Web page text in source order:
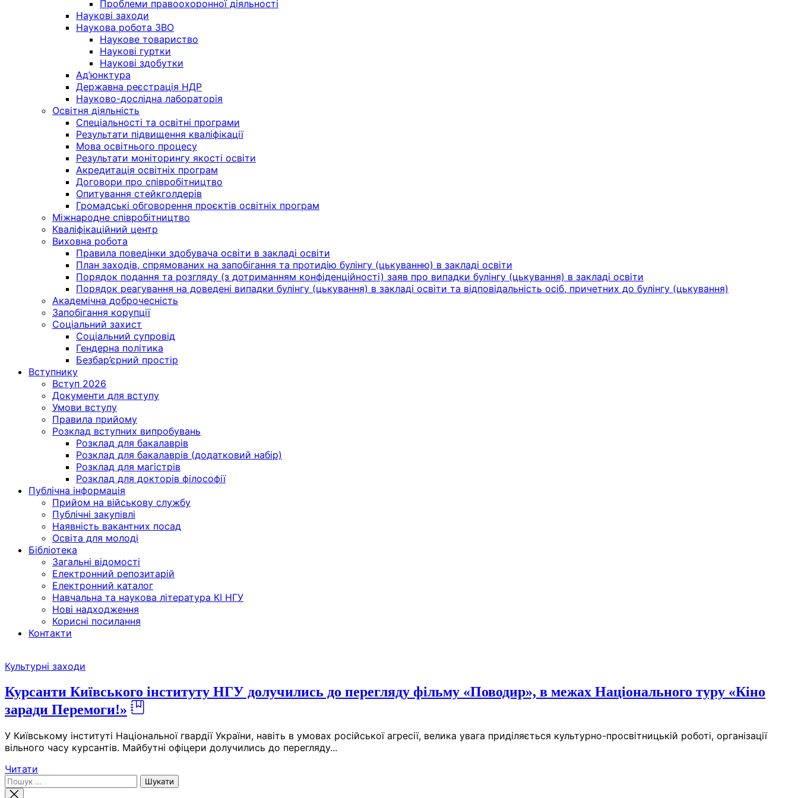
Проблеми правоохоронної діяльності
Наукові заходи
Наукова робота ЗВО
Наукове товариство
Наукові гуртки
Наукові здобутки
Ад’юнктура
Державна реєстрація НДР
Науково-дослідна лабораторія
Освітня діяльність
Спеціальності та освітні програми
Результати підвищення кваліфікації
Мова освітнього процесу
Результати моніторингу якості освіти
Акредитація освітніх програм
Договори про співробітництво
Опитування стейкголдерів
Громадські обговорення проєктів освітніх програм
Міжнародне співробітництво
Кваліфікаційний центр
Виховна робота
Правила поведінки здобувача освіти в закладі освіти
План заходів, спрямованих на запобігання та протидію булінгу (цькуванню) в закладі освіти
Порядок подання та розгляду (з дотриманням конфіденційності) заяв про випадки булінгу (цькування) в закладі освіти
Порядок реагування на доведені випадки булінгу (цькування) в закладі освіти та відповідальність осіб, причетних до булінгу (цькування)
Академічна доброчесність
Запобігання корупції
Соціальний захист
Соціальний супровід
Гендерна політика
Безбар’єрний простір
Вступнику
Вступ 2026
Документи для вступу
Умови вступу
Правила прийому
Розклад вступних випробувань
Розклад для бакалаврів
Розклад для бакалаврів (додатковий набір)
Розклад для магістрів
Розклад для докторів філософії
Публічна інформація
Прийом на військову службу
Публічні закупівлі
Наявність вакантних посад
Освіта для молоді
Бібліотека
Загальні відомості
Електронний репозитарій
Електронний каталог
Навчальна та наукова література КІ НГУ
Нові надходження
Корисні посилання
Контакти
Skip
the
content
Культурні заходи
Курсанти Київського інституту НГУ долучились до перегляду фільму «Поводир», в межах Національного туру «Кіно
заради Перемоги!»
У Київському інституті Національної гвардії України, навіть в умовах російської агресії, велика увага приділяється культурно-просвітницькій роботі, організації
вільного часу курсантів. Майбутні офіцери долучились до перегляду...
Читати
Пошук: